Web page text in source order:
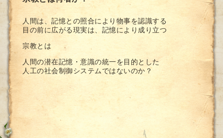
人間は、記憶との照合により物事を認識する
目の前に広がる現実は、記憶により成り立つ
宗教とは
人間の潜在記憶・意識の統一を目的とした
人工の社会制御システムではないのか？